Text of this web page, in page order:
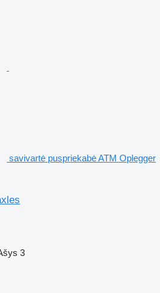
savivartė puspriekabė ATM Oplegger
3